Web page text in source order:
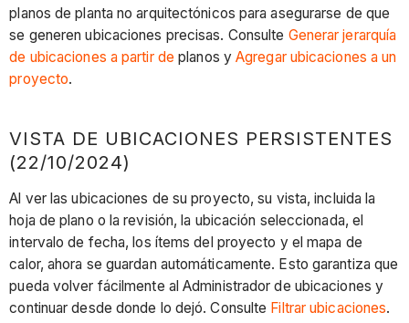
planos de planta no arquitectónicos para asegurarse de que
se generen ubicaciones precisas. Consulte Generar jerarquía
de ubicaciones a partir de planos y Agregar ubicaciones a un
proyecto.
VISTA DE UBICACIONES PERSISTENTES
(22/10/2024)
Al ver las ubicaciones de su proyecto, su vista, incluida la
hoja de plano o la revisión, la ubicación seleccionada, el
intervalo de fecha, los ítems del proyecto y el mapa de
calor, ahora se guardan automáticamente. Esto garantiza que
pueda volver fácilmente al Administrador de ubicaciones y
continuar desde donde lo dejó. Consulte Filtrar ubicaciones.